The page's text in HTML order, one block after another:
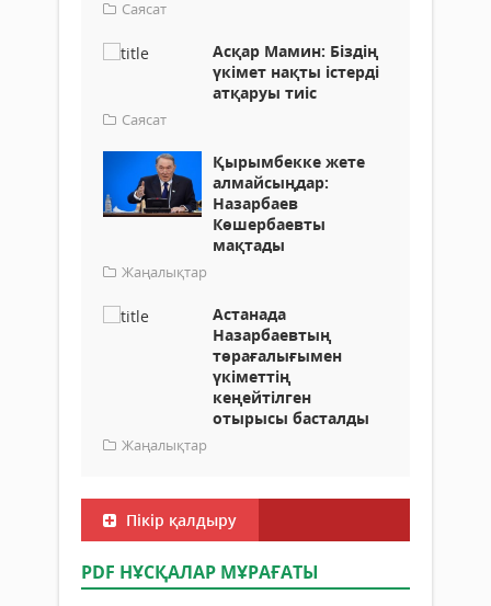
Саясат
Асқар Мамин: Біздің
үкімет нақты істерді
атқаруы тиіс
Саясат
Қырымбекке жете
алмайсыңдар:
Назарбаев
Көшербаевты
мақтады
Жаңалықтар
Астанада
Назарбаевтың
төрағалығымен
үкіметтің
кеңейтілген
отырысы басталды
Жаңалықтар
Пікір қалдыру
PDF НҰСҚАЛАР МҰРАҒАТЫ